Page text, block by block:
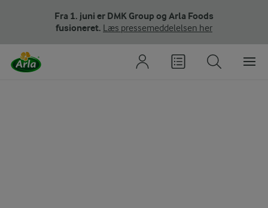
Fra 1. juni er DMK Group og Arla Foods
fusioneret. Læs pressemeddelelsen her